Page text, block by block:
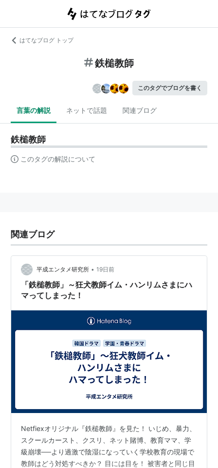
はてなブログ トップ
鉄槌教師
このタグでブログを書く
言葉の解説 ネットで話題 関連ブログ
鉄槌教師
このタグの解説について
関連ブログ
平成エンタメ研究所 • 19日前
「鉄槌教師」～狂犬教師イム・ハンリムさまにハ
マってしまった！
Netfiexオリジナル『鉄槌教師』を見た！ いじめ、暴力、
スクールカースト、クスリ、ネット賭博、教育ママ、学
級崩壊──より過激で陰湿になっていく学校教育の現場で
教師はどう対処すべきか？ 目には目を！ 被害者と同じ目